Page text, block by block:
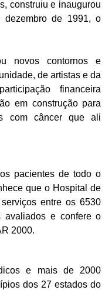
construiu e inaugurou
de 1991, o
novos contornos e
de artistas e da
financeira
em construção para
com câncer que ali
pacientes de todo o
que o Hospital de
entre os 6530
avaliados e confere o
2000.
e mais de 2000
dos 27 estados do